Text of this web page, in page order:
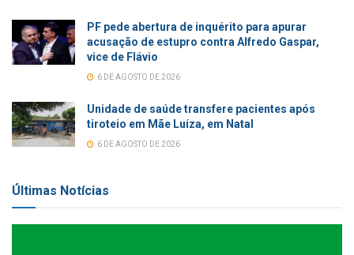
PF pede abertura de inquérito para apurar
acusação de estupro contra Alfredo Gaspar,
vice de Flávio
6 DE AGOSTO DE 2026
Unidade de saúde transfere pacientes após
tiroteio em Mãe Luíza, em Natal
6 DE AGOSTO DE 2026
Últimas Notícias